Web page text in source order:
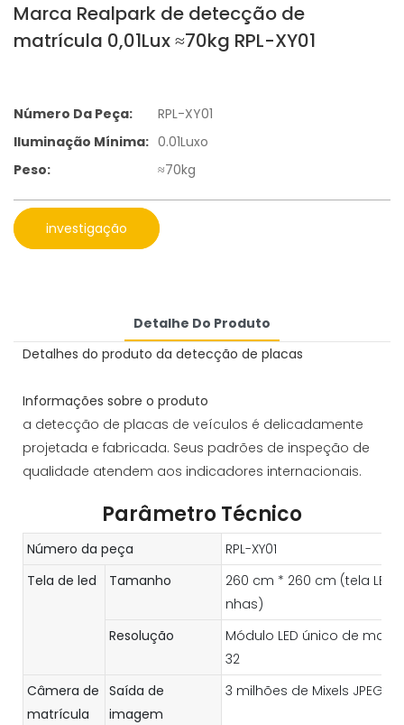
Marca Realpark de detecção de
matrícula 0,01Lux ≈70kg RPL-XY01
Número Da Peça:
RPL-XY01
Iluminação Mínima: 0.01Luxo
Peso:
≈70kg
investigação
Detalhe Do Produto
Detalhes do produto da detecção de placas
Informações sobre o produto
a detecção de placas de veículos é delicadamente
projetada e fabricada. Seus padrões de inspeção de
qualidade atendem aos indicadores internacionais.
Parâmetro Técnico
Número da peça
RPL-XY01
Tela de led
Tamanho
260 cm * 260 cm (tela LED
nhas)
Resolução
Módulo LED único de
32
Câmera de
matrícula
Saída de
imagem
3 milhões de Mixels JPEG